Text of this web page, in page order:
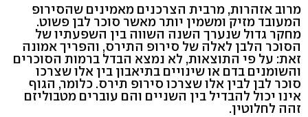
מרוב אזהרות, מרבית הצרכנים מאמינים שהסירופ
המעובד מזיק ומשמין יותר מאשר סוכר לבן פשוט.
מחקר גדול שנערך השנה השווה בין השפעתיו של
הסוכר הלבן לאלה של סירופ התירס, והפריך אמונה
זאת: על פי התוצאות, לא נמצא הבדל ברמות הסוכרים
והשומנים בדם או שינויים בתיאבון בין אלו שצרכו
סוכר לבן לבין אלו שצרכו סירופ תירס. כלומר, הגוף
אינו יכול להבדיל בין השניים והם עוברים מטבוליזם
זהה לחלוטין.